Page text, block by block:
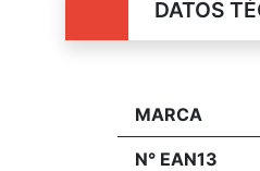
DATOS
MARCA
N° EAN13